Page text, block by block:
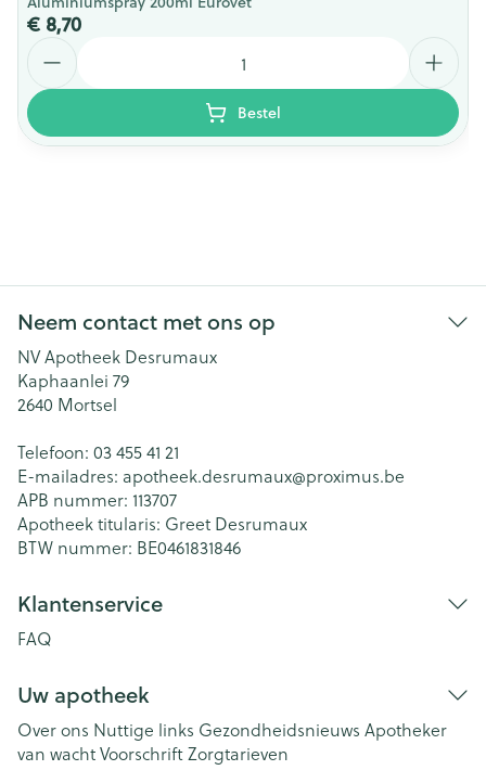
€ 8,70
Bestel
Neem contact met ons op
NV Apotheek Desrumaux
Kaphaanlei 79
2640 Mortsel
Telefoon: 03 455 41 21
E-mailadres: apotheek.desrumaux@proximus.be
APB nummer: 113707
Apotheek titularis: Greet Desrumaux
BTW nummer: BE0461831846
Klantenservice
FAQ
Uw apotheek
Over ons Nuttige links Gezondheidsnieuws Apotheker
van wachtVoorschriftZorgtarieven